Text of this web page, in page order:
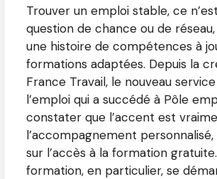
Trouver un emploi stable, ce
question de chance ou de réseau,
une histoire de compétences à
formations adaptées. Depuis la
France Travail, le nouveau
l’emploi qui a succédé à Pôle
constater que l’accent est
l’accompagnement personnalisé,
sur l’accès à la formation
formation, en particulier, se